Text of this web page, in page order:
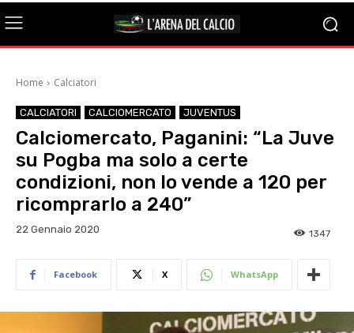
Home Calciatori
CALCIATORI CALCIOMERCATO JUVENTUS
Calciomercato, Paganini: “La Juve
su Pogba ma solo a certe
condizioni, non lo vende a 120 per
ricomprarlo a 240”
22 Gennaio 2020 1347
Facebook X WhatsApp